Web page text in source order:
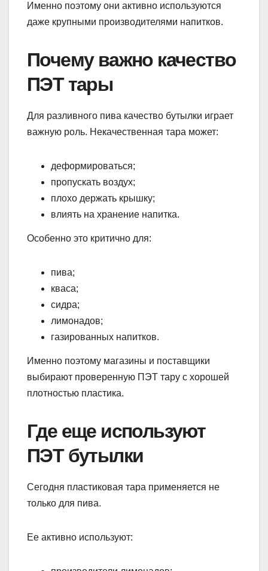
Именно поэтому они активно используются
даже крупными производителями напитков.
Почему важно качество
ПЭТ тары
Для разливного пива качество бутылки играет
важную роль. Некачественная тара может:
деформироваться;
пропускать воздух;
плохо держать крышку;
влиять на хранение напитка.
Особенно это критично для:
пива;
кваса;
сидра;
лимонадов;
газированных напитков.
Именно поэтому магазины и поставщики
выбирают проверенную ПЭТ тару с хорошей
плотностью пластика.
Где еще используют
ПЭТ бутылки
Сегодня пластиковая тара применяется не
только для пива.
Ее активно используют: